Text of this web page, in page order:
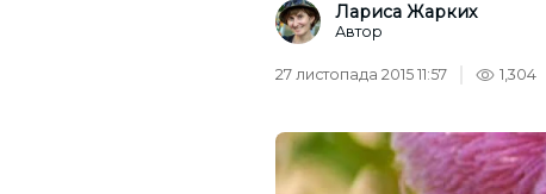
Лариса Жарких
Автор
27 листопада 2015 11:57 1,304